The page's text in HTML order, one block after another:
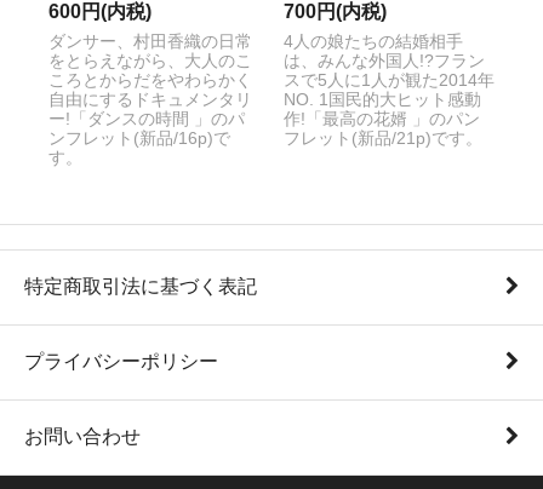
600円(内税)
ダンサー、村田香織の日常
をとらえながら、大人のこ
ころとからだをやわらかく
自由にするドキュメンタリ
ー!「ダンスの時間 」のパ
ンフレット(新品/16p)で
す。
700円(内税)
4人の娘たちの結婚相手
は、みんな外国人!?フラン
スで5人に1人が観た2014年
NO. 1国民的大ヒット感動
作!「最高の花婿 」のパン
フレット(新品/21p)です。
特定商取引法に基づく表記
プライバシーポリシー
お問い合わせ